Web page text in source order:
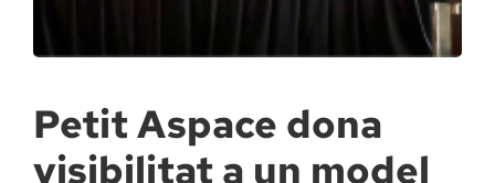
La
Petit Aspace dona
visibilitat a un model